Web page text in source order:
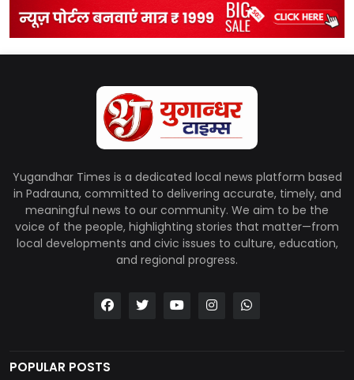
Yugandhar Times is a dedicated local news platform based
in Padrauna, committed to delivering accurate, timely, and
meaningful news to our community. We aim to be the
voice of the people, highlighting stories that matter—from
local developments and civic issues to culture, education,
and regional progress.
POPULAR POSTS